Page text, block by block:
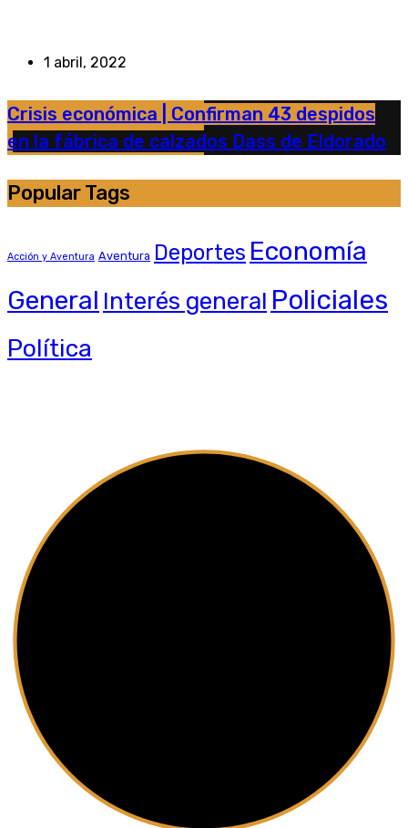
1 abril, 2022
Crisis económica | Confirman 43 despidos
en la fábrica de calzados Dass de Eldorado
Popular Tags
Acción y Aventura Aventura Deportes Economía
General Interés general Policiales
Política